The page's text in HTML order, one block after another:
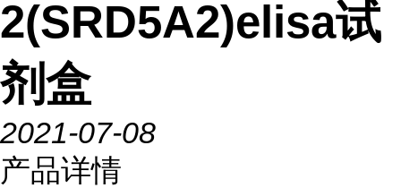
2(SRD5A2)elisa试
剂盒
2021-07-08
产品详情